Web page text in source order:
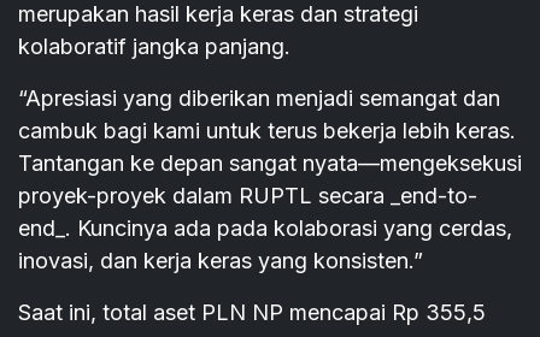
merupakan hasil kerja keras dan strategi
kolaboratif jangka panjang.
“Apresiasi yang diberikan menjadi semangat dan
cambuk bagi kami untuk terus bekerja lebih keras.
Tantangan ke depan sangat nyata—mengeksekusi
proyek-proyek dalam RUPTL secara _end-to-
end_. Kuncinya ada pada kolaborasi yang cerdas,
inovasi, dan kerja keras yang konsisten.”
Saat ini, total aset PLN NP mencapai Rp 355,5